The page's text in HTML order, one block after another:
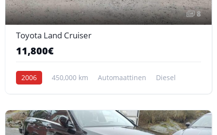
8
Toyota Land Cruiser
11,800€
2006 450,000 km Automaattinen Diesel